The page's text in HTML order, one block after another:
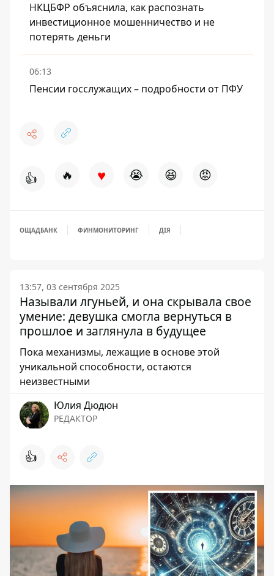
НКЦБФР объяснила, как распознать
инвестиционное мошенничество и не
потерять деньги
06:13
Пенсии госслужащих – подробности от ПФУ
👍 🔥 ♥ 😭 😆 😡
ОЩАДБАНК ФИНМОНИТОРИНГ ДІЯ
13:57, 03 сентября 2025
Называли лгуньей, и она скрывала свое
умение: девушка смогла вернуться в
прошлое и заглянула в будущее
Пока механизмы, лежащие в основе этой
уникальной способности, остаются
неизвестными
Юлия Дюдюн
РЕДАКТОР
👍